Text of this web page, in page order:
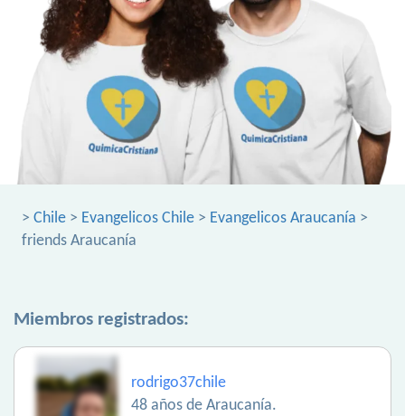
> Chile > Evangelicos Chile > Evangelicos Araucanía >
friends Araucanía
Miembros registrados:
rodrigo37chile
48 años de Araucanía.